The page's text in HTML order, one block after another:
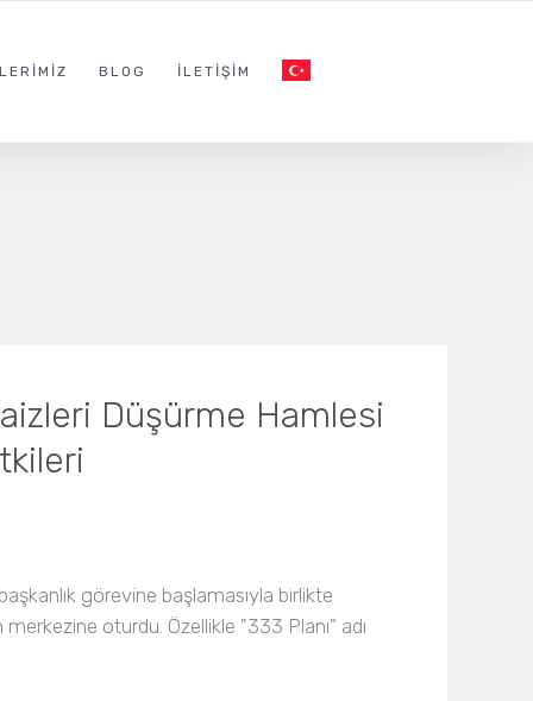
BLOG İLETIŞIM
Düşürme Hamlesi
görevine başlamasıyla birlikte
oturdu. Özellikle "333 Planı" adı